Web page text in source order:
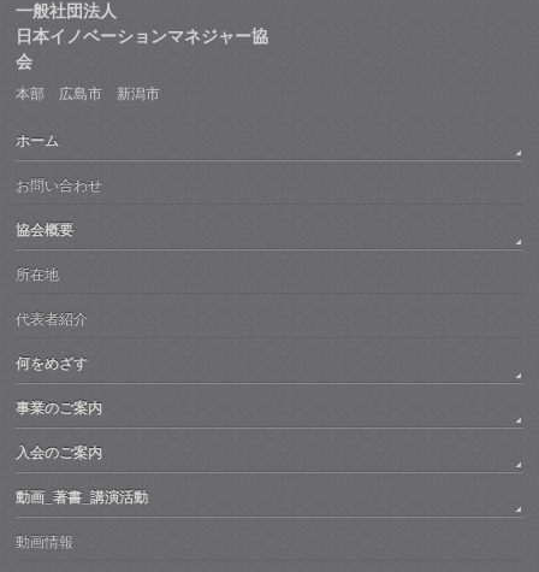
一般社団法人
日本イノベーションマネジャー協
会
本部 広島市 新潟市
ホーム
お問い合わせ
協会概要
所在地
代表者紹介
何をめざす
事業のご案内
入会のご案内
動画_著書_講演活動
動画情報